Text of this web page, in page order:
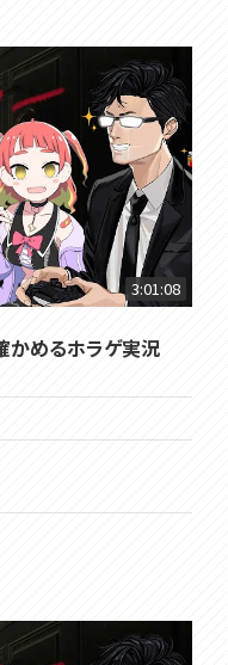
3:01:08
かめるホラゲ実況